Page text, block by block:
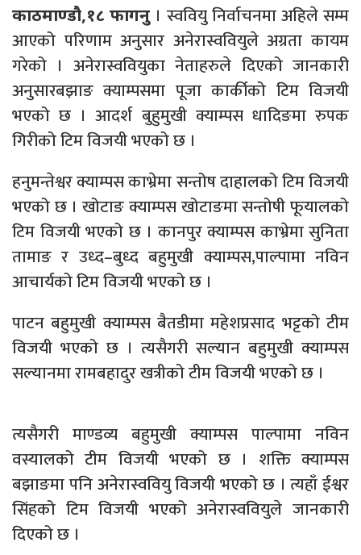
काठमाण्डौ,१८ फागनु। स्ववियु निर्वाचनमा अहिले सम्म
आएको परिणाम अनुसार अनेरास्ववियुले अग्रता कायम
गरेको । अनेरास्ववियुका नेताहरुले दिएको जानकारी
अनुसारबझाङ क्याम्पसमा पूजा कार्कीको टिम विजयी
भएको छ । आदर्श बुहुमुखी क्याम्पस धादिङमा रुपक
गिरीको टिम विजयी भएको छ ।
हनुमन्तेश्वर क्याम्पस काभ्रेमा सन्तोष दाहालको टिम विजयी
भएको छ । खोटाङ क्याम्पस खोटाङमा सन्तोषी फूयालको
टिम विजयी भएको छ । कानपुर क्याम्पस काभ्रेमा सुनिता
तामाङ र उध्द–बुध्द बहुमुखी क्याम्पस,पाल्पामा नविन
आचार्यको टिम विजयी भएको छ ।
पाटन बहुमुखी क्याम्पस बैतडीमा महेशप्रसाद भट्टको टीम
विजयी भएको छ । त्यसैगरी सल्यान बहुमुखी क्याम्पस
सल्यानमा रामबहादुर खत्रीको टीम विजयी भएको छ ।
त्यसैगरी माण्डव्य बहुमुखी क्याम्पस पाल्पामा नविन
वस्यालको टीम विजयी भएको छ । शक्ति क्याम्पस
बझाङमा पनि अनेरास्ववियु विजयी भएको छ । त्यहाँ ईश्वर
सिंहको टिम विजयी भएको अनेरास्ववियुले जानकारी
दिएको छ ।